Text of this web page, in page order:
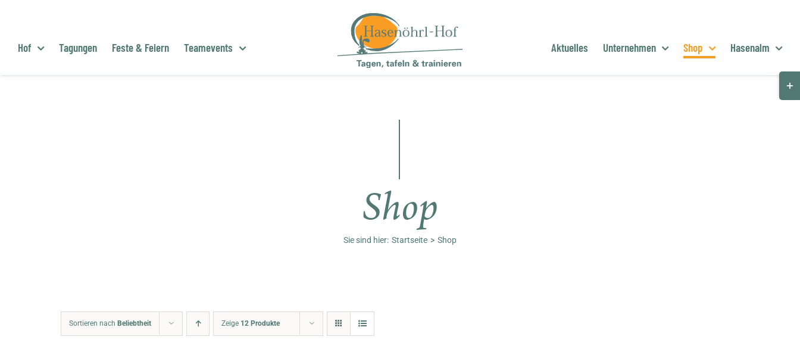
Hof Tagungen Feste & Feiern Teamevents Aktuelles Unternehmen Shop Hasenalm
Shop
Sie sind hier: Startseite Shop
Sortieren nach Beliebtheit Zeige 12 Produkte